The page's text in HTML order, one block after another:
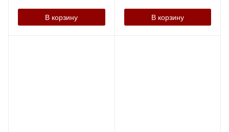
В корзину В корзину